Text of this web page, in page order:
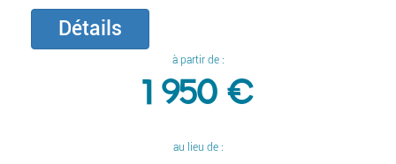
Détails
à partir de :
1 950 €
au lieu de :